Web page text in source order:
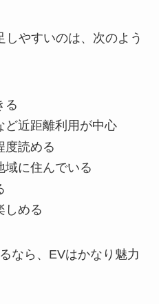
やすいのは、次のよう
る
ど近距離利用が中心
度読める
域に住んでいる
しめる
なら、EVはかなり魅力